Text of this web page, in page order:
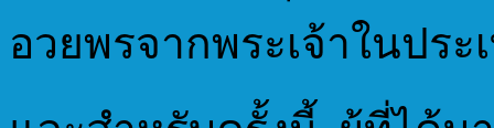
อวยพรจากพระเจ้าในปร